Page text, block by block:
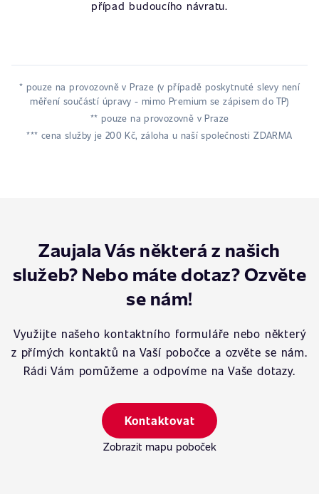
případ budoucího návratu.
* pouze na provozovně v Praze (v případě poskytnuté slevy není
měření součástí úpravy - mimo Premium se zápisem do TP)
** pouze na provozovně v Praze
*** cena služby je 200 Kč, záloha u naší společnosti ZDARMA
Zaujala Vás některá z našich
služeb? Nebo máte dotaz? Ozvěte
se nám!
Využijte našeho kontaktního formuláře nebo některý
z přímých kontaktů na Vaší pobočce a ozvěte se nám.
Rádi Vám pomůžeme a odpovíme na Vaše dotazy.
Kontaktovat
Zobrazit mapu poboček